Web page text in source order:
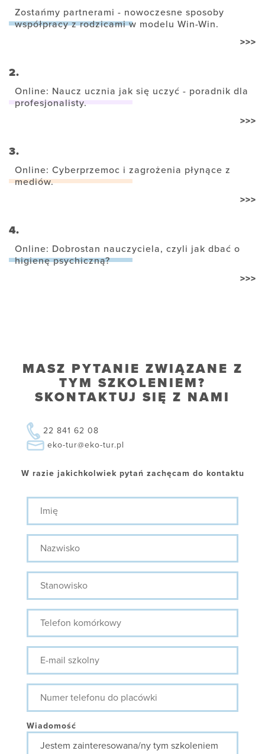
Zostańmy partnerami - nowoczesne sposoby
współpracy z rodzicami w modelu Win-Win.
>>>
2.
Online: Naucz ucznia jak się uczyć - poradnik dla
profesjonalisty.
>>>
3.
Online: Cyberprzemoc i zagrożenia płynące z
mediów.
>>>
4.
Online: Dobrostan nauczyciela, czyli jak dbać o
higienę psychiczną?
>>>
MASZ PYTANIE ZWIĄZANE Z
TYM SZKOLENIEM?
SKONTAKTUJ SIĘ Z NAMI
22 841 62 08
eko-tur@eko-tur.pl
W razie jakichkolwiek pytań zachęcam do kontaktu
Imię
Nazwisko
Stanowisko
Telefon
komórkowy
E-
mail
szkolny
Numer
telefonu
do
Wiadomość